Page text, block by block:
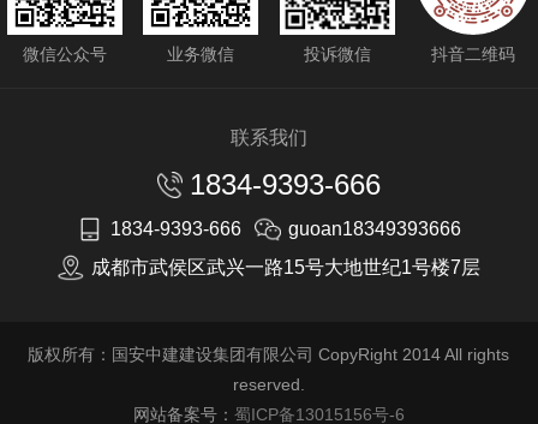
微信公众号 业务微信 投诉微信 抖音二维码
联系我们
1834-9393-666
1834-9393-666
guoan18349393666
成都市武侯区武兴一路15号大地世纪1号楼7层
版权所有：国安中建建设集团有限公司 CopyRight 2014 All rights
reserved.
网站备案号： 蜀ICP备13015156号-6